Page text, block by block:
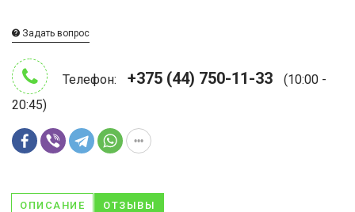
Задать вопрос
Телефон: +375 (44) 750-11-33
(10:00 -
20:45)
ОПИСАНИЕ ОТЗЫВЫ